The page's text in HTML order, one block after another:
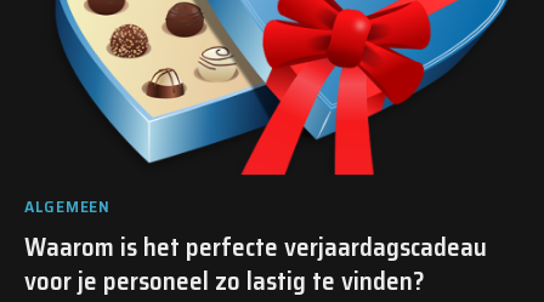
ALGEMEEN
Waarom is het perfecte verjaardagscadeau
voor je personeel zo lastig te vinden?